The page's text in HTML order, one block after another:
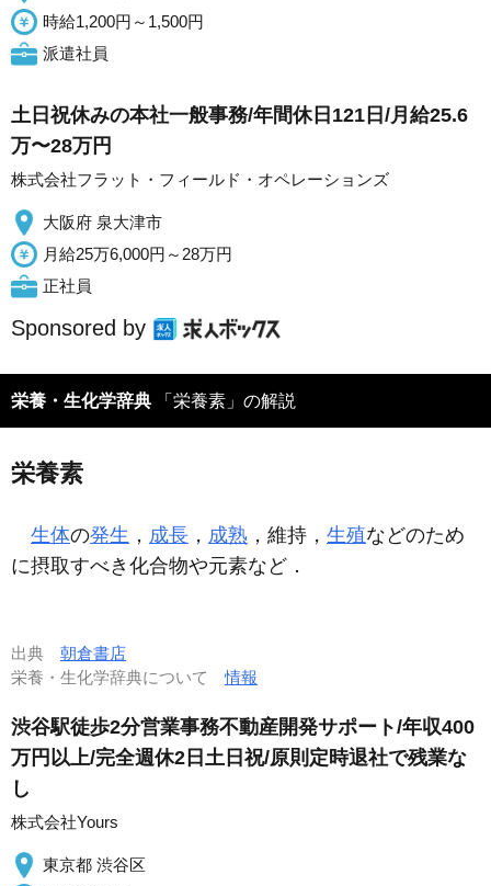
時給1,200円～1,500円
派遣社員
土日祝休みの本社一般事務/年間休日121日/月給25.6
万〜28万円
株式会社フラット・フィールド・オペレーションズ
大阪府 泉大津市
月給25万6,000円～28万円
正社員
Sponsored by
栄養・生化学辞典 「栄養素」の解説
栄養素
生体の発生 ， 成長 ， 成熟 ，維持， 生殖などのため
に摂取すべき化合物や元素など．
出典 朝倉書店
栄養・生化学辞典について情報
渋谷駅徒歩2分営業事務不動産開発サポート/年収400
万円以上/完全週休2日土日祝/原則定時退社で残業な
し
株式会社Yours
東京都 渋谷区